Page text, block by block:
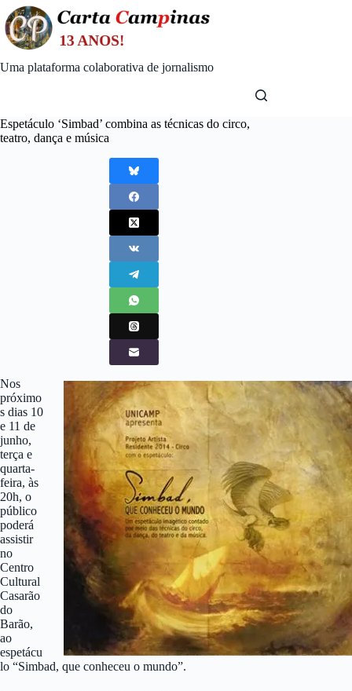
Skip
to
content
Uma plataforma colaborativa de jornalismo
Espetáculo ‘Simbad’ combina as técnicas do circo,
teatro, dança e música
Nos
próximo
s dias 10
e 11 de
junho,
terça e
quarta-
feira, às
20h, o
público
poderá
assistir
no
Centro
Cultural
Casarão
do
Barão,
ao
espetácu
lo “Simbad, que conheceu o mundo”.